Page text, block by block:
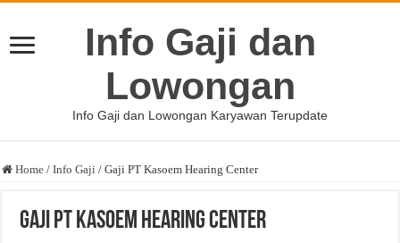
Info Gaji dan
Lowongan
Info Gaji dan Lowongan Karyawan Terupdate
Home / Info Gaji / Gaji PT Kasoem Hearing Center
Gaji PT Kasoem Hearing Center